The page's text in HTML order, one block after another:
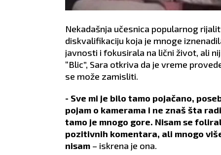
Nekadašnja učesnica popularnog
diskvalifikaciju koja je mnoge
javnosti i fokusirala na lični život, ali
“Blic”, Sara otkriva da je vreme
se može zamisliti.
- Sve mi je bilo tamo pojačano,
pojam o kamerama i ne znaš šta
tamo je mnogo gore. Nisam se
pozitivnih komentara, ali mnogo
nisam – iskrena je ona.